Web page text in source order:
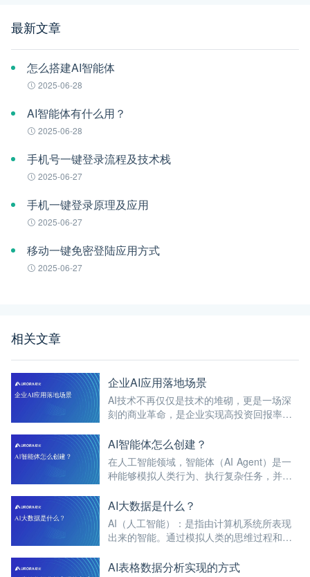
最新文章
怎么搭建AI智能体
2025-06-28
AI智能体有什么用？
2025-06-28
手机号一键登录流程及技术栈
2025-06-27
手机一键登录原理及应用
2025-06-27
移动一键免密登陆应用方式
2025-06-27
相关文章
企业AI应用落地场景
AI技术不再仅仅是技术的堆砌，更是一场深
刻的商业革命，是企业实现高投资回报率
AI智能体怎么创建？
在人工智能领域，智能体（AI Agent）是一
种能够模拟人类行为、执行复杂任务，并为
建一个AI智能体，通常涉及多个步骤和环
节，以下是对这一过程的详细解析。
AI大数据是什么？
AI（人工智能）：是指由计算机系统所表现
出来的智能。通过模拟人类的思维过程和学
理、学习和决策。
AI表格数据分析实现的方式